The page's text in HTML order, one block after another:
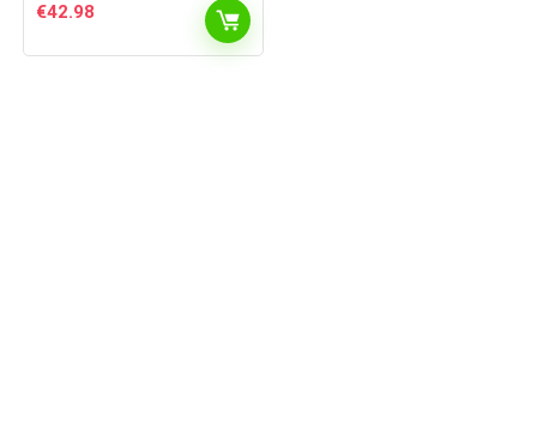
€42.98